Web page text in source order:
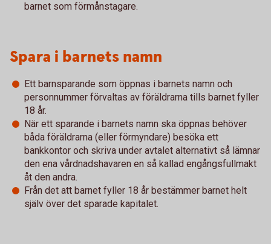
barnet som förmånstagare.
Spara i barnets namn
Ett barnsparande som öppnas i barnets namn och
personnummer förvaltas av föräldrarna tills barnet fyller
18 år.
När ett sparande i barnets namn ska öppnas behöver
båda föräldrarna (eller förmyndare) besöka ett
bankkontor och skriva under avtalet alternativt så lämnar
den ena vårdnadshavaren en så kallad engångsfullmakt
åt den andra.
Från det att barnet fyller 18 år bestämmer barnet helt
själv över det sparade kapitalet.